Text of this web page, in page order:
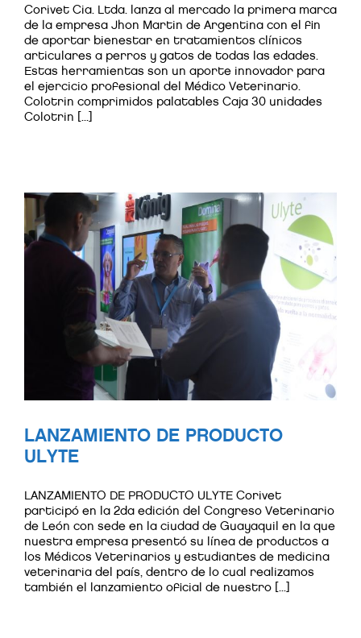
Corivet Cia. Ltda. lanza al mercado la primera marca
de la empresa Jhon Martin de Argentina con el fin
de aportar bienestar en tratamientos clínicos
articulares a perros y gatos de todas las edades.
Estas herramientas son un aporte innovador para
el ejercicio profesional del Médico Veterinario.
Colotrin comprimidos palatables Caja 30 unidades
Colotrin [...]
LANZAMIENTO DE PRODUCTO
ULYTE
LANZAMIENTO DE PRODUCTO ULYTE Corivet
participó en la 2da edición del Congreso Veterinario
de León con sede en la ciudad de Guayaquil en la que
nuestra empresa presentó su línea de productos a
los Médicos Veterinarios y estudiantes de medicina
veterinaria del país, dentro de lo cual realizamos
también el lanzamiento oficial de nuestro [...]